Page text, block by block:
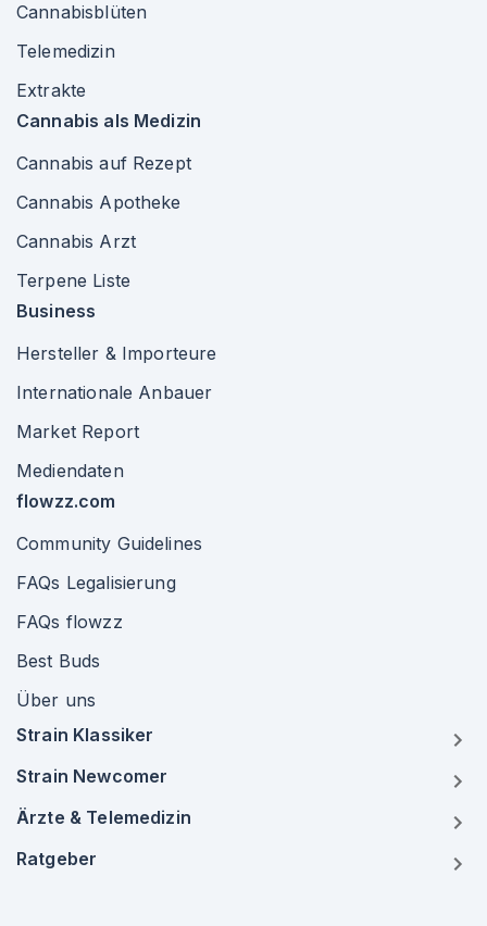
Cannabisblüten
Telemedizin
Extrakte
Cannabis als Medizin
Cannabis auf Rezept
Cannabis Apotheke
Cannabis Arzt
Terpene Liste
Business
Hersteller & Importeure
Internationale Anbauer
Market Report
Mediendaten
flowzz.com
Community Guidelines
FAQs Legalisierung
FAQs flowzz
Best Buds
Über uns
Strain Klassiker
Strain Newcomer
Ärzte & Telemedizin
Ratgeber